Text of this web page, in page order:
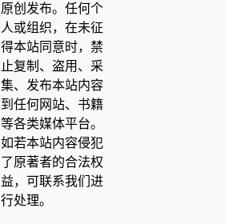
原创发布。任何个
人或组织，在未征
得本站同意时，禁
止复制、盗用、采
集、发布本站内容
到任何网站、书籍
等各类媒体平台。
如若本站内容侵犯
了原著者的合法权
益，可联系我们进
行处理。